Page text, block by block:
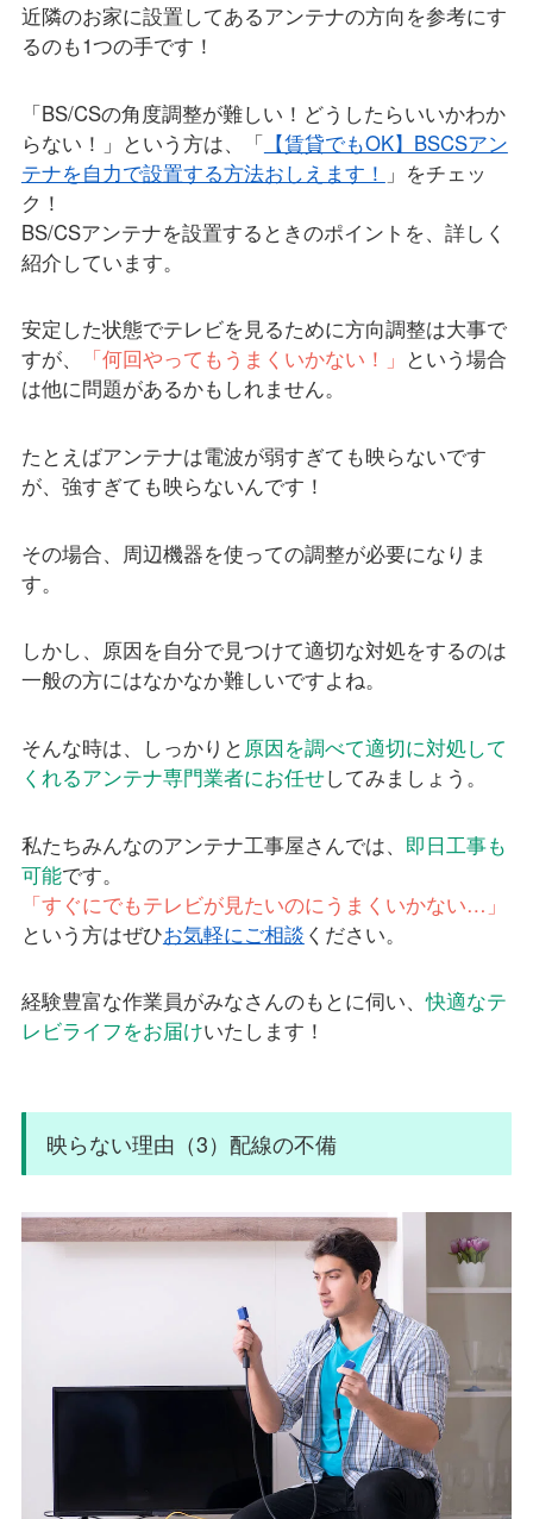
近隣のお家に設置してあるアンテナの方向を参考にす
るのも1つの手です！
「BS/CSの角度調整が難しい！どうしたらいいかわか
らない！」という方は、「 【賃貸でもOK】BSCSアン
テナを自力で設置する方法おしえます！ 」をチェッ
ク！
BS/CSアンテナを設置するときのポイントを、詳しく
紹介しています。
安定した状態でテレビを見るために方向調整は大事で
すが、
「何回やってもうまくいかない！」 という場合
は他に問題があるかもしれません。
たとえばアンテナは電波が弱すぎても映らないです
が、強すぎても映らないんです！
その場合、周辺機器を使っての調整が必要になりま
す。
しかし、原因を自分で見つけて適切な対処をするのは
一般の方にはなかなか難しいですよね。
そんな時は、しっかりと 原因を調べて適切に対処して
くれるアンテナ専門業者にお任せしてみましょう。
私たちみんなのアンテナ工事屋さんでは、 即日工事も
可能です。
「すぐにでもテレビが見たいのにうまくいかない…」
という方はぜひお気軽にご相談 ください。
経験豊富な作業員がみなさんのもとに伺い、快適なテ
レビライフをお届けいたします！
映らない理由（3）配線の不備